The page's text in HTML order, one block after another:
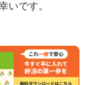
いです。